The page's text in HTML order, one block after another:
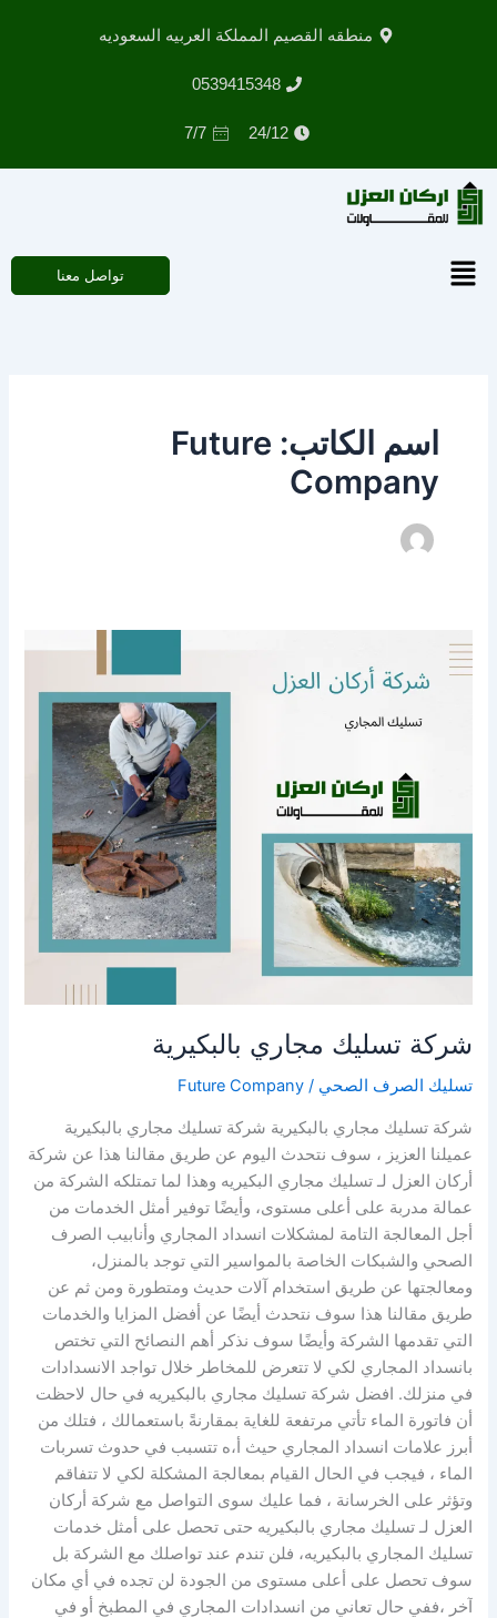
منطقه القصيم المملكة العربيه السعوديه
0539415348
24/12
7/7
القائمة تواصل معنا
اسم الكاتب: Future
Company
شركة تسليك مجاري بالبكيرية
تسليك الصرف الصحي /
Future Company
شركة تسليك مجاري بالبكيرية شركة تسليك مجاري بالبكيرية
عميلنا العزيز ، سوف نتحدث اليوم عن طريق مقالنا هذا عن شركة
أركان العزل لـ تسليك مجاري البكيريه وهذا لما تمتلكه الشركة من
عمالة مدربة على أعلى مستوى، وأيضًا توفير أمثل الخدمات من
أجل المعالجة التامة لمشكلات انسداد المجاري وأنابيب الصرف
الصحي والشبكات الخاصة بالمواسير التي توجد بالمنزل،
ومعالجتها عن طريق استخدام آلات حديث ومتطورة ومن ثم عن
طريق مقالنا هذا سوف نتحدث أيضًا عن أفضل المزايا والخدمات
التي تقدمها الشركة وأيضًا سوف نذكر أهم النصائح التي تختص
بانسداد المجاري لكي لا تتعرض للمخاطر خلال تواجد الانسدادات
في منزلك. افضل شركة تسليك مجاري بالبكيريه في حال لاحظت
أن فاتورة الماء تأتي مرتفعة للغاية بمقارنةً باستعمالك ، فتلك من
أبرز علامات انسداد المجاري حيث أ،ه تتسبب في حدوث تسربات
الماء ، فيجب في الحال القيام بمعالجة المشكلة لكي لا تتفاقم
وتؤثر على الخرسانة ، فما عليك سوى التواصل مع شركة أركان
العزل لـ تسليك مجاري بالبكيريه حتى تحصل على أمثل خدمات
تسليك المجاري بالبكيريه، فلن تندم عند تواصلك مع الشركة بل
سوف تحصل على أعلى مستوى من الجودة لن تجده في أي مكان
آخر ،ففي حال تعاني من انسدادات المجاري في المطبخ أو في
شركة
تسليك
مجاري
بالبكيرية